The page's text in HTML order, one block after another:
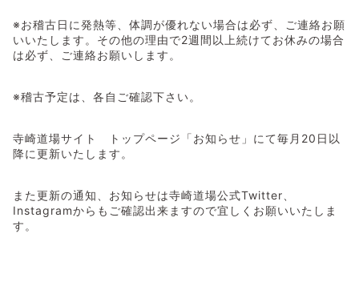
※お稽古日に発熱等、体調が優れない場合は必ず、ご連絡お願
いいたします。その他の理由で2週間以上続けてお休みの場合
は必ず、ご連絡お願いします。
※稽古予定は、各自ご確認下さい。
寺崎道場サイト トップページ「お知らせ」にて毎月20日以
降に更新いたします。
また更新の通知、お知らせは寺崎道場公式Twitter、
Instagramからもご確認出来ますので宜しくお願いいたしま
す。